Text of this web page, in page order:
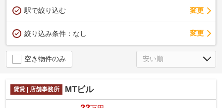
駅で絞り込む 変更
絞り込み条件： なし 変更
空き物件のみ
賃貸 | 店舗事務所 MTビル